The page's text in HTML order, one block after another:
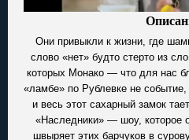
Они привыкли к жизни, где
слово «нет» будто стерто из
которых Монако — что для нас
«ламбе» по Рублевке не
и весь этот сахарный замок
«Наследники» — шоу, которое
швыряет этих барчуков в